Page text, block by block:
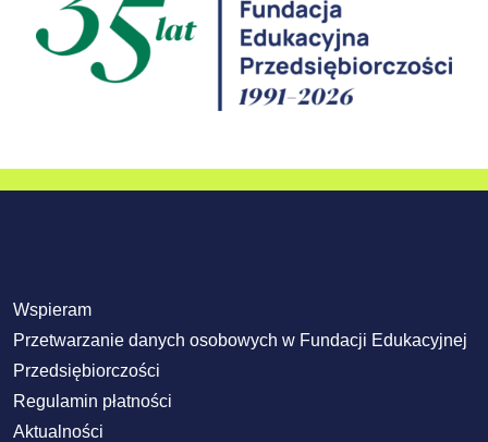
Wspieram
Przetwarzanie danych osobowych w Fundacji Edukacyjnej
Przedsiębiorczości
Regulamin płatności
Aktualności